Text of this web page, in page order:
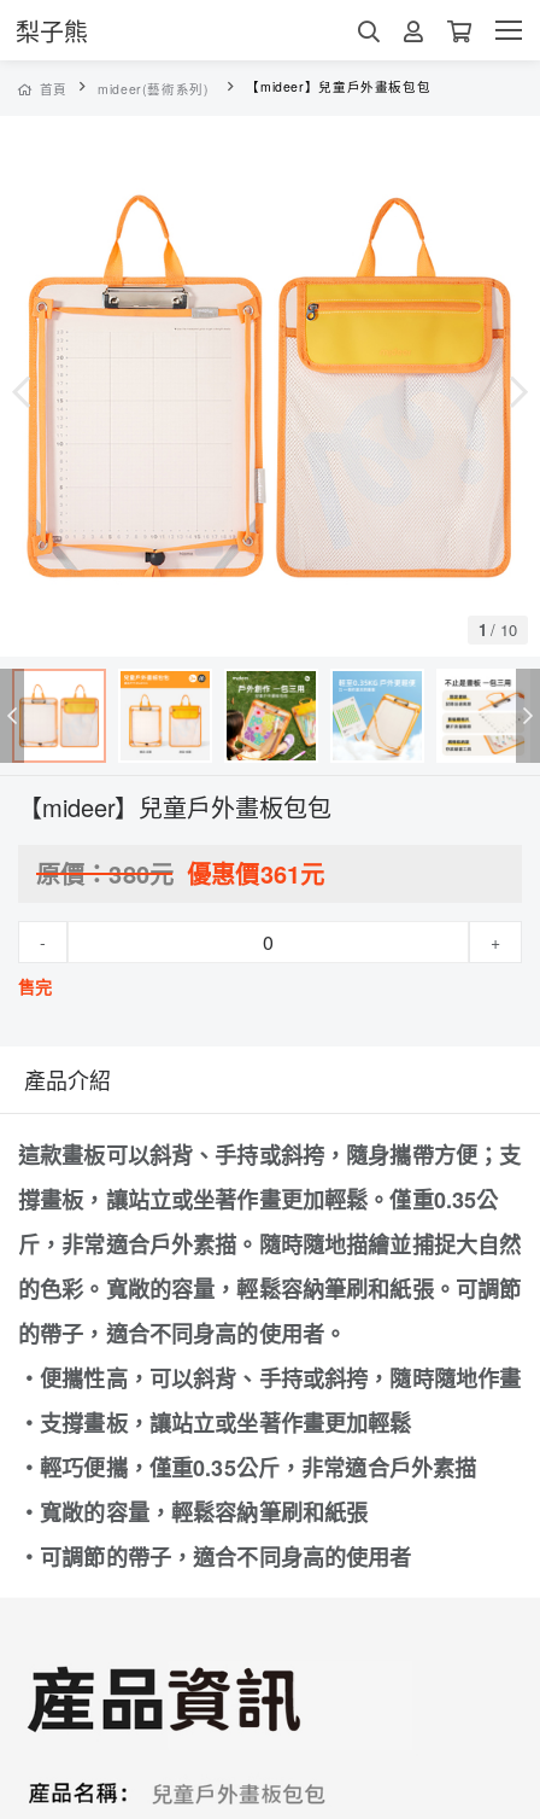
梨子熊
首頁 mideer(藝術系列) 【mideer】兒童戶外畫板包包
1 / 10
【mideer】兒童戶外畫板包包
原價：380元 優惠價361元
-
+
售完
產品介紹
這款畫板可以斜背、手持或斜挎，隨身攜帶方便；支
撐畫板，讓站立或坐著作畫更加輕鬆。僅重0.35公
斤，非常適合戶外素描。隨時隨地描繪並捕捉大自然
的色彩。寬敞的容量，輕鬆容納筆刷和紙張。可調節
的帶子，適合不同身高的使用者。
・便攜性高，可以斜背、手持或斜挎，隨時隨地作畫
・支撐畫板，讓站立或坐著作畫更加輕鬆
・輕巧便攜，僅重0.35公斤，非常適合戶外素描
・寬敞的容量，輕鬆容納筆刷和紙張
・可調節的帶子，適合不同身高的使用者